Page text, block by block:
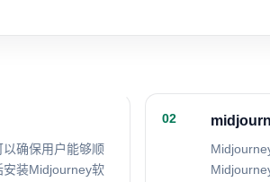
确保用户能够顺
安装Midjourney软
02